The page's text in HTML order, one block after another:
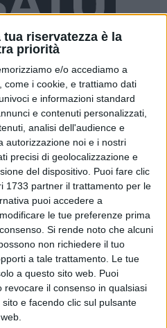
riservatezza è la
priorità
e/o accediamo a
come i cookie, e trattiamo dati
e informazioni standard
e contenuti personalizzati,
analisi dell'audience e
autorizzazione noi e i nostri
precisi di geolocalizzazione e
del dispositivo. Puoi fare clic
1733 partner il trattamento per le
puoi accedere a
le tue preferenze prima
Si rende noto che alcuni
non richiedere il tuo
a tale trattamento. Le tue
a questo sito web. Puoi
il consenso in qualsiasi
e facendo clic sul pulsante
A cura di
GIANLUCA BATTISTA
l'arbitro del derby
match valido per la 15ª
allo stadio San Nicola
Marco Scatragli di Arezzo ed il
ufficiale di gara sarà
Al VAR ci saranno Antonio
Rapuano.